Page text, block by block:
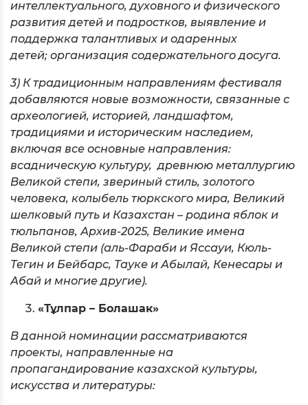
интеллектуального, духовного и физического
развития детей и подростков, выявление и
поддержка талантливых и одаренных
детей; организация содержательного досуга.
3) К традиционным направлениям фестиваля
добавляются новые возможности, связанные с
археологией, историей, ландшафтом,
традициями и историческим наследием,
включая все основные направления:
всадническую культуру, древнюю металлургию
Великой степи, звериный стиль, золотого
человека, колыбель тюркского мира, Великий
шелковый путь и Казахстан – родина яблок и
тюльпанов, Архив-2025, Великие имена
Великой степи (аль-Фараби и Яссауи, Кюль-
Тегин и Бейбарс, Тауке и Абылай, Кенесары и
Абай и многие другие).
«Тұлпар – Болашак»
В данной номинации рассматриваются
проекты, направленные на
пропагандирование казахской культуры,
искусства и литературы: